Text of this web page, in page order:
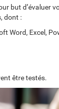
but d’évaluer
dont :
Word, Excel,
être testés.